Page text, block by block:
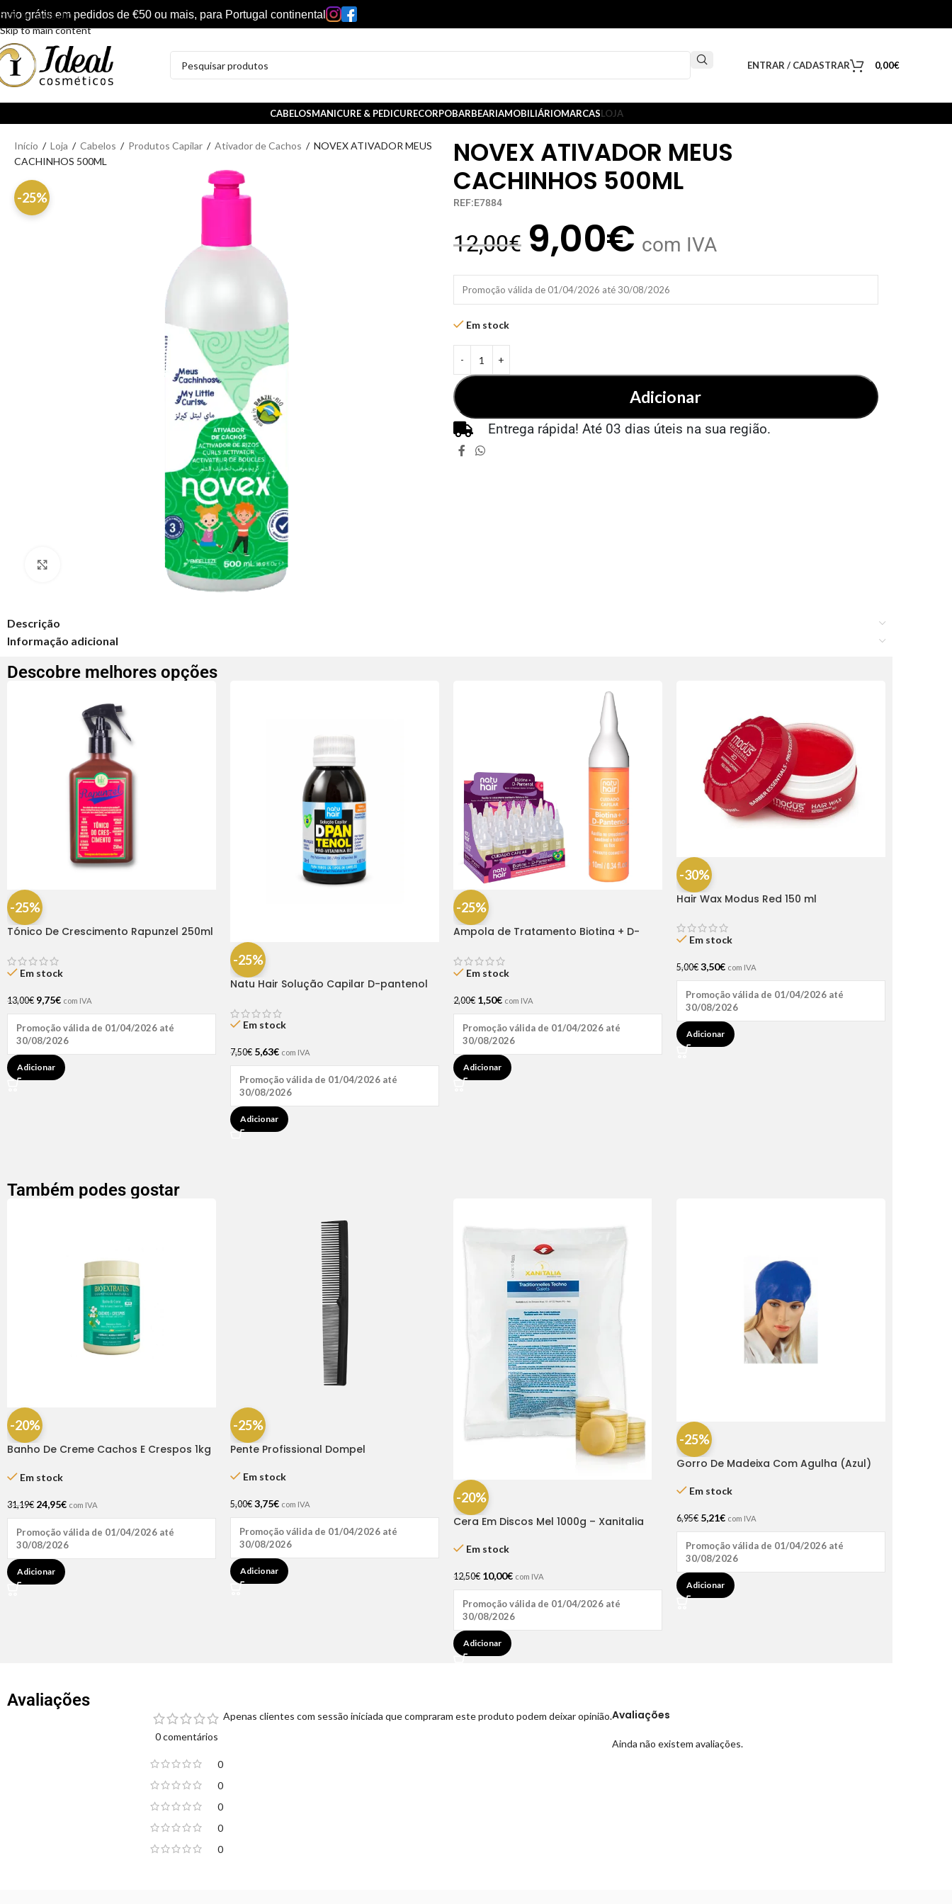
Skip to navigation
Skip to main content
grátis em pedidos de €50 ou mais, para Portugal continental
ENTRAR / CADASTRAR 0,00€
CABELOSMANICURE & PEDICURECORPOBARBEARIAMOBILIÁRIOMARCASLOJA
Início / Loja / Cabelos / Produtos Capilar / Ativador de Cachos / NOVEX ATIVADOR MEUS
CACHINHOS 500ML
-25%
NOVEX ATIVADOR MEUS
CACHINHOS 500ML
REF:E7884
12,00€ 9,00€ com IVA
Promoção válida de 01/04/2026 até 30/08/2026
Em stock
Adicionar
Entrega rápida! Até 03 dias úteis na sua região.
Descrição
Informação adicional
Descobre melhores opções
-25%
Tónico De Crescimento Rapunzel 250ml
Em stock
13,00€ 9,75€ com IVA
Promoção válida de 01/04/2026 até
30/08/2026
Adicionar
-25%
Natu Hair Solução Capilar D-pantenol
Em stock
7,50€ 5,63€ com IVA
Promoção válida de 01/04/2026 até
30/08/2026
Adicionar
-25%
Ampola de Tratamento Biotina + D-
Em stock
2,00€ 1,50€ com IVA
Promoção válida de 01/04/2026 até
30/08/2026
Adicionar
-30%
Hair Wax Modus Red 150 ml
Em stock
5,00€ 3,50€ com IVA
Promoção válida de 01/04/2026 até
30/08/2026
Adicionar
Também podes gostar
-20%
Banho De Creme Cachos E Crespos 1kg
Em stock
31,19€ 24,95€ com IVA
Promoção válida de 01/04/2026 até
30/08/2026
Adicionar
-25%
Pente Profissional Dompel
Em stock
5,00€ 3,75€ com IVA
Promoção válida de 01/04/2026 até
30/08/2026
Adicionar
-20%
Cera Em Discos Mel 1000g – Xanitalia
Em stock
12,50€ 10,00€ com IVA
Promoção válida de 01/04/2026 até
30/08/2026
Adicionar
-25%
Gorro De Madeixa Com Agulha (Azul)
Em stock
6,95€ 5,21€ com IVA
Promoção válida de 01/04/2026 até
30/08/2026
Adicionar
Avaliações
0 comentários
0
0
0
0
0
Avaliações
Ainda não existem avaliações.
Apenas clientes com sessão iniciada que compraram este produto podem deixar opinião.